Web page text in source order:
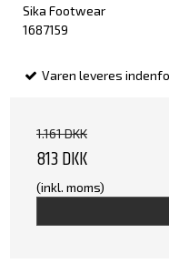
Sika Footwear
1687159
Varen leveres
1.161 DKK
813 DKK
(inkl. moms)